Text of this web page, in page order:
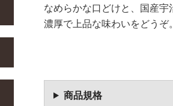
なめらかな口どけと、国産
濃厚で上品な味わいをどうぞ。
商品規格